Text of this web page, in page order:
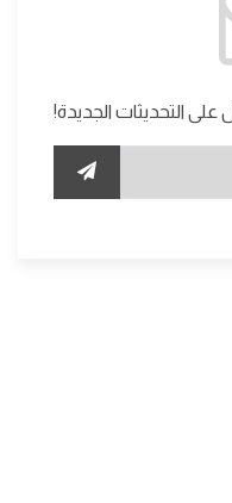
على التحديثات الجديدة!